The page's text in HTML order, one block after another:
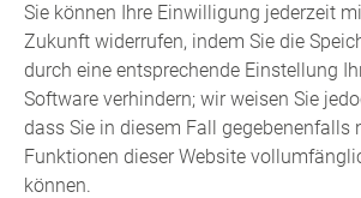
Sie können Ihre Einwilligung jederzeit
Zukunft widerrufen, indem Sie die
durch eine entsprechende Einstellung
Software verhindern; wir weisen Sie
dass Sie in diesem Fall gegebenenfalls
Funktionen dieser Website
können.